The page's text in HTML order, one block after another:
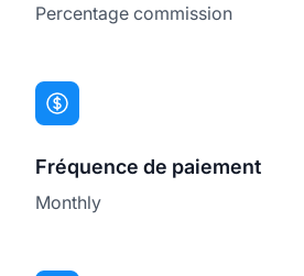
Percentage commission
Fréquence de paiement
Monthly